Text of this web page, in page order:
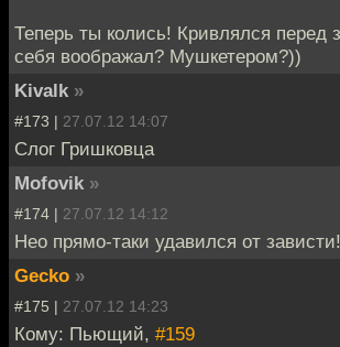
Теперь ты колись! Кривлялся перед
себя воображал? Мушкетером?))
Kivalk »
#173 | 27.07.12 14:07
Слог Гришковца
Mofovik »
#174 | 27.07.12 14:12
Нео прямо-таки удавился от
Gecko »
#175 | 27.07.12 14:23
Кому: Пьющий, #159